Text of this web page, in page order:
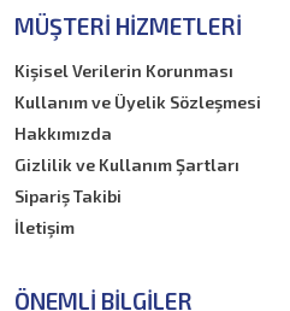
MÜŞTERI HIZMETLERI
Kişisel Verilerin Korunması
Kullanım ve Üyelik Sözleşmesi
Hakkımızda
Gizlilik ve Kullanım Şartları
Sipariş Takibi
İletişim
ÖNEMLI BILGILER